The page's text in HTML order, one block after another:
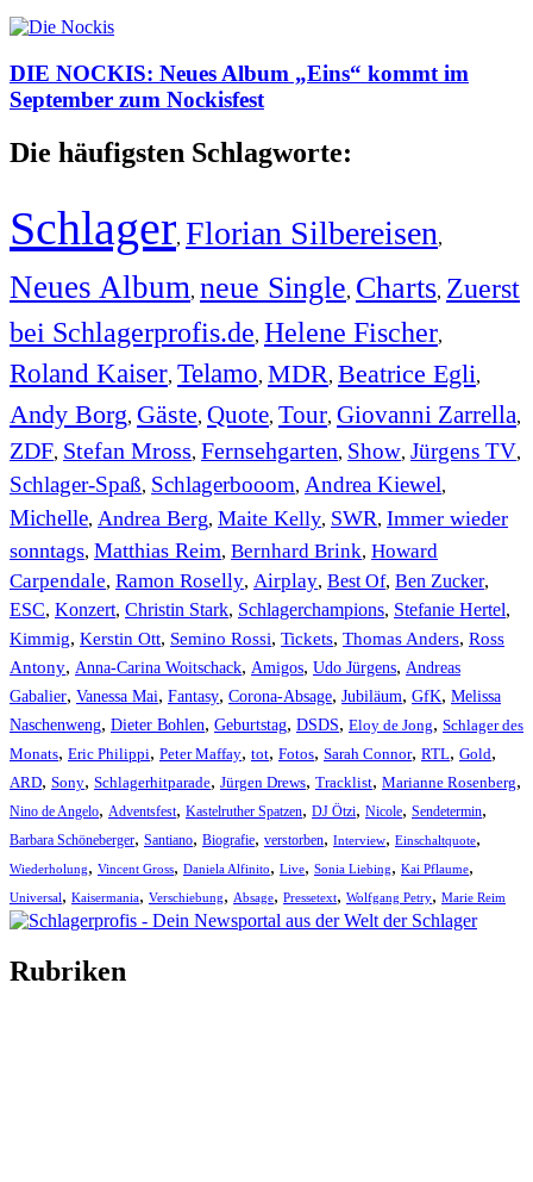
DIE NOCKIS: Neues Album „Eins“ kommt im
September zum Nockisfest
Die häufigsten Schlagworte:
Schlager, Florian Silbereisen,
Neues Album, neue Single, Charts, Zuerst
bei Schlagerprofis.de, Helene Fischer,
Roland Kaiser, Telamo, MDR, Beatrice Egli,
Andy Borg, Gäste, Quote, Tour, Giovanni Zarrella,
ZDF, Stefan Mross, Fernsehgarten, Show, Jürgens TV,
Schlager-Spaß, Schlagerbooom, Andrea Kiewel,
Michelle, Andrea Berg, Maite Kelly, SWR, Immer wieder
sonntags, Matthias Reim, Bernhard Brink, Howard
Carpendale, Ramon Roselly, Airplay, Best Of, Ben Zucker,
ESC, Konzert, Christin Stark, Schlagerchampions, Stefanie Hertel,
Kimmig, Kerstin Ott, Semino Rossi, Tickets, Thomas Anders, Ross
Antony, Anna-Carina Woitschack, Amigos, Udo Jürgens, Andreas
Gabalier, Vanessa Mai, Fantasy, Corona-Absage, Jubiläum, GfK, Melissa
Naschenweng, Dieter Bohlen, Geburtstag, DSDS, Eloy de Jong, Schlager des
Monats, Eric Philippi, Peter Maffay, tot, Fotos, Sarah Connor, RTL, Gold,
ARD, Sony, Schlagerhitparade, Jürgen Drews, Tracklist, Marianne Rosenberg,
Nino de Angelo, Adventsfest, Kastelruther Spatzen, DJ Ötzi, Nicole, Sendetermin,
Barbara Schöneberger, Santiano, Biografie, verstorben, Interview, Einschaltquote,
Wiederholung, Vincent Gross, Daniela Alfinito, Live, Sonia Liebing, Kai Pflaume,
Universal, Kaisermania, Verschiebung, Absage, Pressetext, Wolfgang Petry, Marie Reim
Rubriken